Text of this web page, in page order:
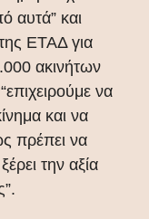
αυτά” και
ΕΤΑΔ για
ακινήτων
να
και να
πρέπει να
την αξία